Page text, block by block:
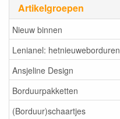
Artikelgroepen
Nieuw binnen
Lenianel: hetnieuweborduren
Ansjeline Design
Borduurpakketten
(Borduur)schaartjes